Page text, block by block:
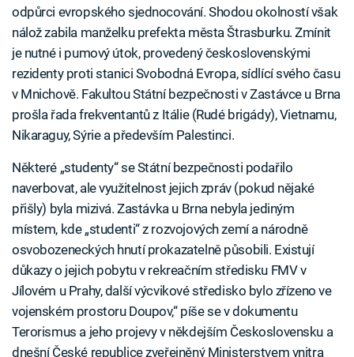
odpůrci evropského sjednocování. Shodou okolností však
nálož zabila manželku prefekta města Štrasburku. Zmínit
je nutné i pumový útok, provedený československými
rezidenty proti stanici Svobodná Evropa, sídlící svého času
v Mnichově. Fakultou Státní bezpečnosti v Zastávce u Brna
prošla řada frekventantů z Itálie (Rudé brigády), Vietnamu,
Nikaraguy, Sýrie a především Palestinci.
Některé „studenty“ se Státní bezpečnosti podařilo
naverbovat, ale využitelnost jejich zpráv (pokud nějaké
přišly) byla mizivá. Zastávka u Brna nebyla jediným
místem, kde „studenti“ z rozvojových zemí a národně
osvobozeneckých hnutí prokazatelně působili. Existují
důkazy o jejich pobytu v rekreačním středisku FMV v
Jílovém u Prahy, další výcvikové středisko bylo zřízeno ve
vojenském prostoru Doupov,“ píše se v dokumentu
Terorismus a jeho projevy v někdejším Československu a
dnešní České republice zveřejněný Ministerstvem vnitra